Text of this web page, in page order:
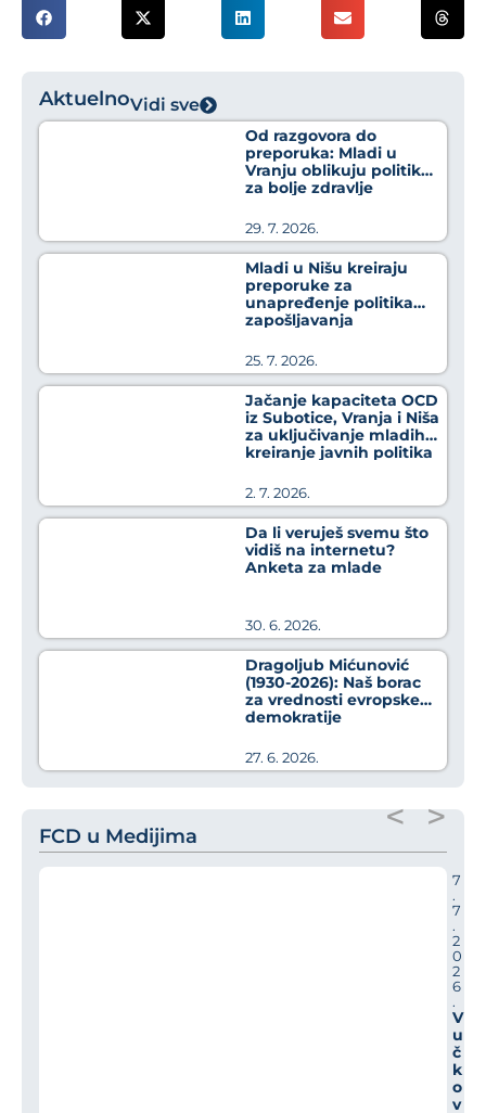
AktuelnoVidi sve
Od razgovora do
preporuka: Mladi u
Vranju oblikuju politike
za bolje zdravlje
29. 7. 2026.
Mladi u Nišu kreiraju
preporuke za
unapređenje politika
zapošljavanja
25. 7. 2026.
Jačanje kapaciteta OCD
iz Subotice, Vranja i Niša
za uključivanje mladih u
kreiranje javnih politika
2. 7. 2026.
Da li veruješ svemu što
vidiš na internetu?
Anketa za mlade
30. 6. 2026.
Dragoljub Mićunović
(1930-2026): Naš borac
za vrednosti evropske
demokratije
27. 6. 2026.
FCD u Medijima
7
.
7
.
2
0
2
6
.
V
u
č
k
o
v
< >